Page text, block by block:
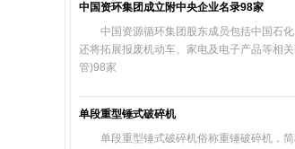
中国资环集团成立附中央企业名录98家
中国资源循环集团股东成员包括中国石
还将拓展报废机动车、家电及电子产品等相
管)98家
单段重型锤式破碎机
单段重型锤式破碎机俗称重锤破碎机，